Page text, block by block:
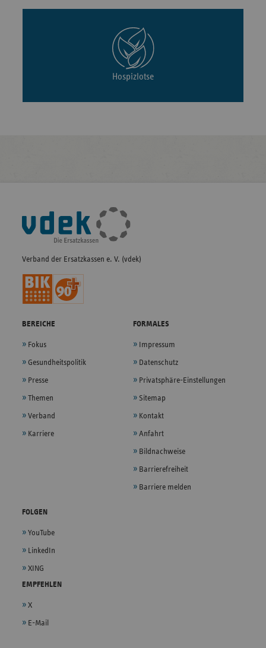
Hospizlotse
Fußleisten-
Navigation
Verband der Ersatzkassen e. V. (vdek)
BEREICHE
Fokus
Gesundheitspolitik
Presse
Themen
Verband
Karriere
FORMALES
Impressum
Datenschutz
Privatsphäre-Einstellungen
Sitemap
Kontakt
Anfahrt
Bildnachweise
Barrierefreiheit
Barriere melden
FOLGEN
YouTube
LinkedIn
XING
EMPFEHLEN
X
E-Mail